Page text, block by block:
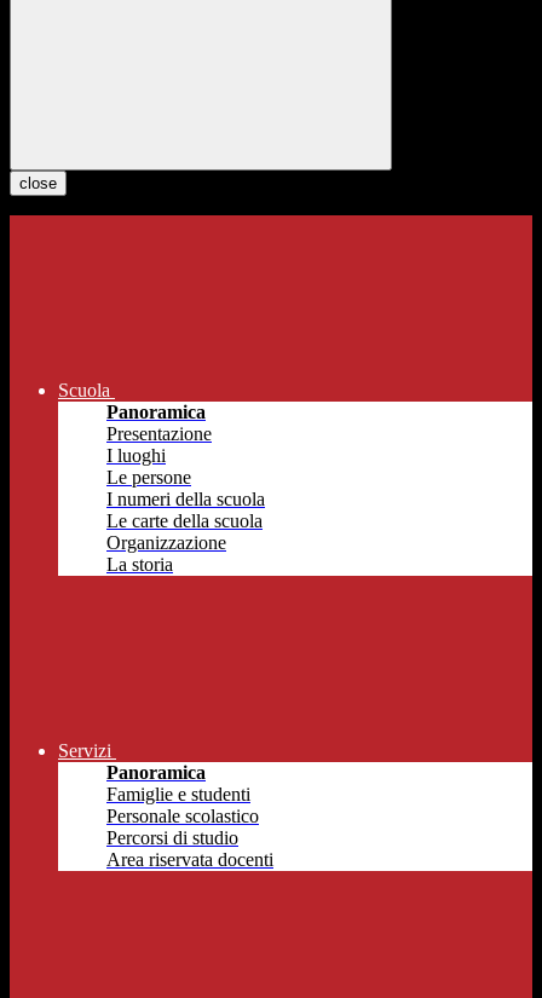
close
Scuola
Panoramica
Presentazione
I luoghi
Le persone
I numeri della scuola
Le carte della scuola
Organizzazione
La storia
Servizi
Panoramica
Famiglie e studenti
Personale scolastico
Percorsi di studio
Area riservata docenti